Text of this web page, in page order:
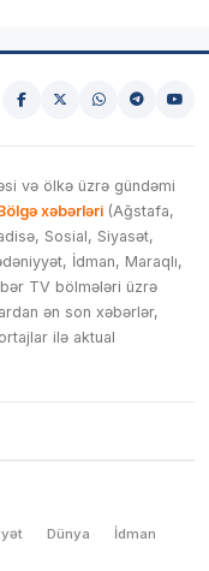
və ölkə üzrə gündəmi
xəbərləri (Ağstafa,
Sosial, Siyasət,
İdman, Maraqlı,
TV bölmələri üzrə
ən son xəbərlər,
ilə aktual
Dünya İdman